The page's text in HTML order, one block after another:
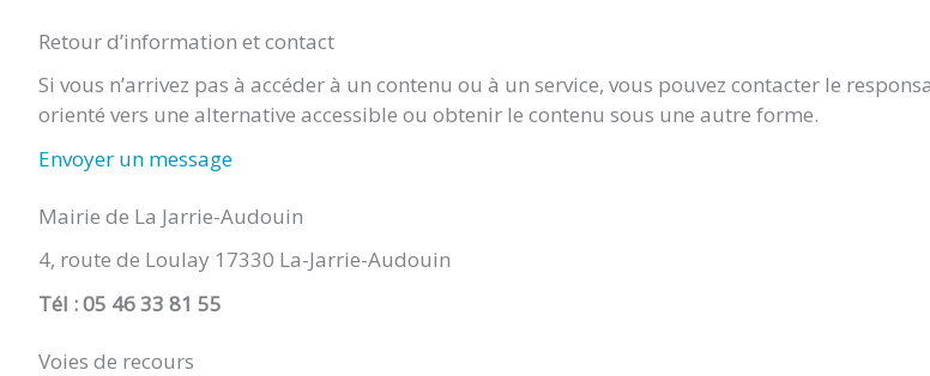
Retour d’information et contact
Si vous n’arrivez pas à accéder à un contenu ou à un service, vous pouvez contacter le
orienté vers une alternative accessible ou obtenir le contenu sous une autre forme.
Envoyer un message
Mairie de La Jarrie-Audouin
4, route de Loulay 17330 La-Jarrie-Audouin
Tél : 05 46 33 81 55
Voies de recours